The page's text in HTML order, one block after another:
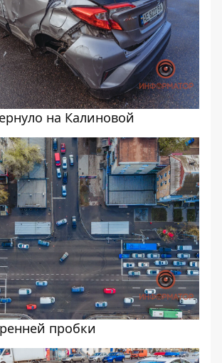
на Калиновой
пробки